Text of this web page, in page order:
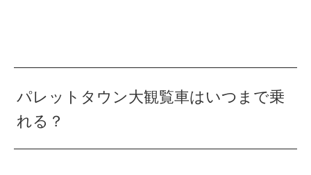
パレットタウン大観覧車はいつまで乗
れる？